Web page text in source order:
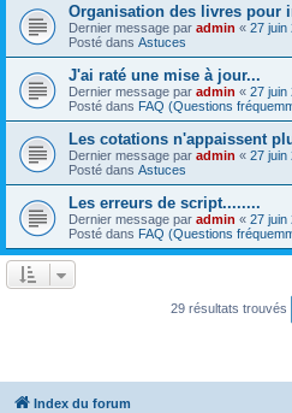
Organisation des livres pour
Dernier message par admin « 27 juin
Posté dans Astuces
J'ai raté une mise à jour...
Dernier message par admin « 27 juin
Posté dans FAQ (Questions
Les cotations n'appaissent
Dernier message par admin « 27 juin
Posté dans Astuces
Les erreurs de script........
Dernier message par admin « 27 juin
Posté dans FAQ (Questions
29 résultats trouvés
Index du forum